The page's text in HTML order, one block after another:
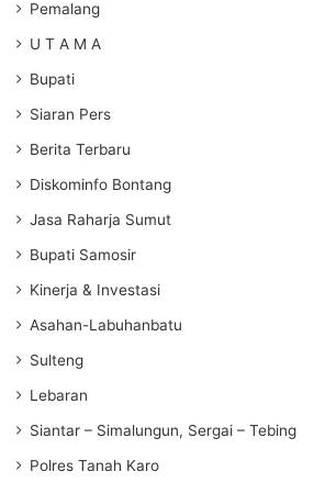
Pemalang
U T A M A
Bupati
Siaran Pers
Berita Terbaru
Diskominfo Bontang
Jasa Raharja Sumut
Bupati Samosir
Kinerja & Investasi
Asahan-Labuhanbatu
Sulteng
Lebaran
Siantar – Simalungun, Sergai – Tebing
Polres Tanah Karo